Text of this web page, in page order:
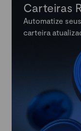
Carteiras
Automatize
carteira